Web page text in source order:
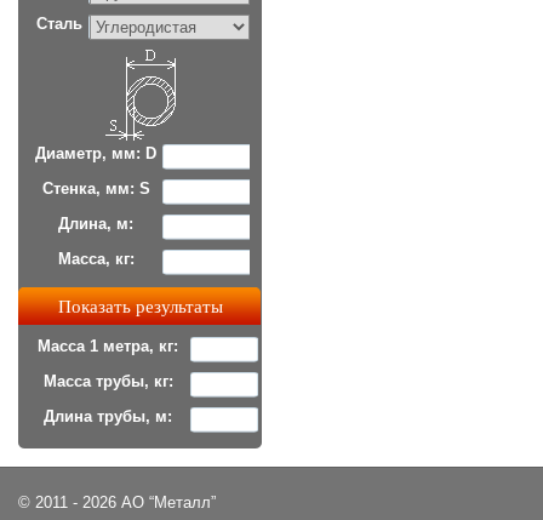
Сталь
Диаметр, мм: D
Стенка, мм: S
Длина, м:
Масса, кг:
Масса 1 метра, кг:
Масса трубы, кг:
Длина трубы, м:
© 2011 - 2026 АО “Металл”